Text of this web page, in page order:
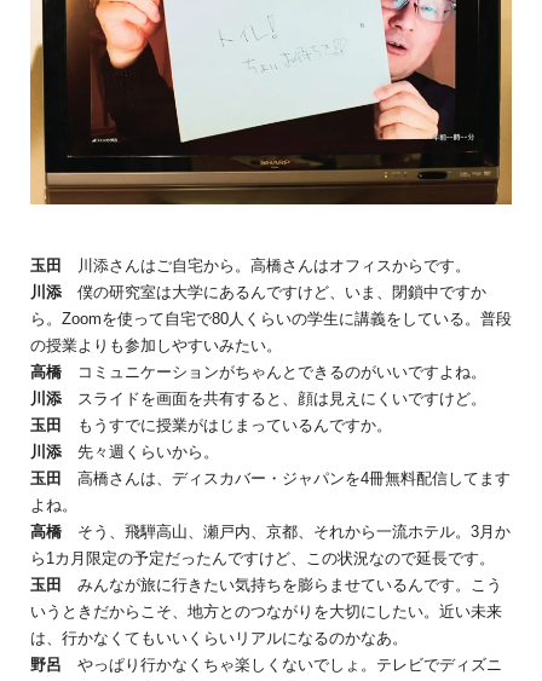
玉田
川添さんはご自宅から。高橋さんはオフィスからです。
川添 僕の研究室は大学にあるんですけど、いま、閉鎖中ですか
ら。Zoomを使って自宅で80人くらいの学生に講義をしている。普段
の授業よりも参加しやすいみたい。
高橋 コミュニケーションがちゃんとできるのがいいですよね。
川添 スライドを画面を共有すると、顔は見えにくいですけど。
玉田
もうすでに授業がはじまっているんですか。
川添 先々週くらいから。
玉田
高橋さんは、ディスカバー・ジャパンを4冊無料配信してます
よね。
高橋 そう、飛騨高山、瀬戸内、京都、それから一流ホテル。3月か
ら1カ月限定の予定だったんですけど、この状況なので延長です。
玉田
みんなが旅に行きたい気持ちを膨らませているんです。こう
いうときだからこそ、地方とのつながりを大切にしたい。近い未来
は、行かなくてもいいくらいリアルになるのかなあ。
野呂 やっぱり行かなくちゃ楽しくないでしょ。テレビでディズニ